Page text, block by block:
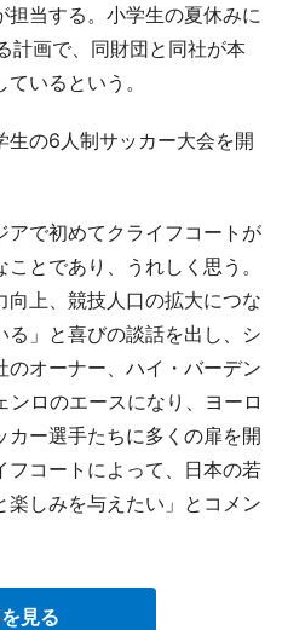
当する。小学生の夏休みに
計画で、同財団と同社が本
いるという。
の6人制サッカー大会を開
で初めてクライフコートが
とであり、うれしく思う。
上、競技人口の拡大につな
」と喜びの談話を出し、シ
オーナー、ハイ・バーデン
ロのエースになり、ヨーロ
カー選手たちに多くの扉を開
フコートによって、日本の若
しみを与えたい」とコメン
見る